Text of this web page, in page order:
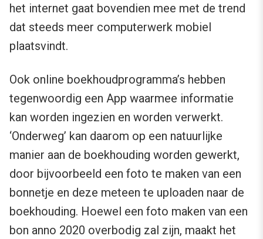
het internet gaat bovendien mee met de trend
dat steeds meer computerwerk mobiel
plaatsvindt.
Ook online boekhoudprogramma’s hebben
tegenwoordig een App waarmee informatie
kan worden ingezien en worden verwerkt.
‘Onderweg’ kan daarom op een natuurlijke
manier aan de boekhouding worden gewerkt,
door bijvoorbeeld een foto te maken van een
bonnetje en deze meteen te uploaden naar de
boekhouding. Hoewel een foto maken van een
bon anno 2020 overbodig zal zijn, maakt het